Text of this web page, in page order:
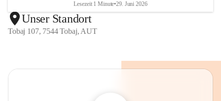
Lesezeit 1 Minute•29. Juni 2026
Unser Standort
Tobaj 107, 7544 Tobaj, AUT